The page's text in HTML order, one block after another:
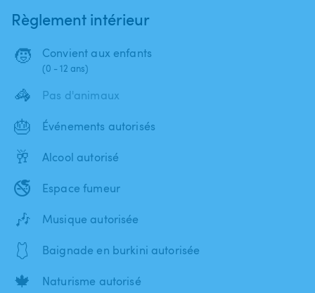
Règlement intérieur
🧒 Convient aux enfants
(0 - 12 ans)
🦓 Pas d'animaux
🎂 Événements autorisés
🥂 Alcool autorisé
🚭 Espace fumeur
🎶 Musique autorisée
🩱 Baignade en burkini autorisée
🍁 Naturisme autorisé